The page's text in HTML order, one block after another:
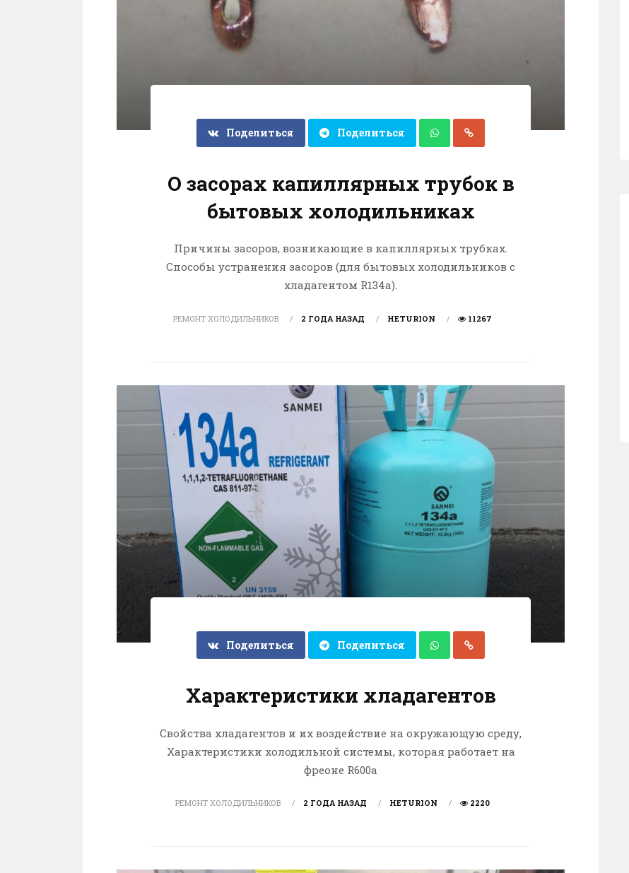
Поделиться Поделиться
О засорах капиллярных трубок в
бытовых холодильниках
Причины засоров, возникающие в капиллярных трубках.
Способы устранения засоров (для бытовых холодильников с
хладагентом R134a).
РЕМОНТ ХОЛОДИЛЬНИКОВ 2 ГОДА НАЗАД HETURION 11267
Поделиться Поделиться
Характеристики хладагентов
Свойства хладагентов и их воздействие на окружающую среду,
Характеристики холодильной системы, которая работает на
фреоне R600a
РЕМОНТ ХОЛОДИЛЬНИКОВ 2 ГОДА НАЗАД HETURION 2220